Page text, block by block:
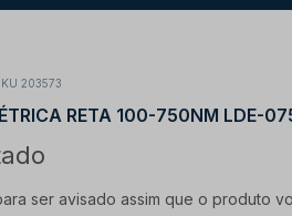
203573
RETA 100-750NM LDE-
ser avisado assim que o produto